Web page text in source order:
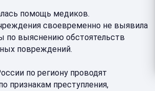
помощь медиков.
своевременно не выявила
по выяснению обстоятельств
повреждений.
по региону проводят
признакам преступления,